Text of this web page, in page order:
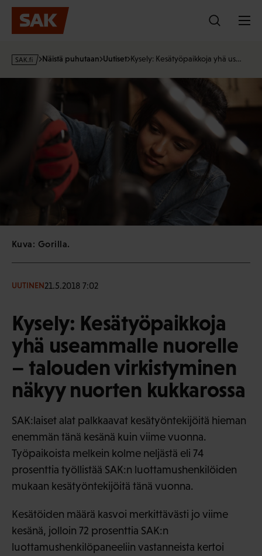
Hyppää
sisältöön
s
Näistä puhutaan Uutiset Kysely: Kesätyöpaikkoja yhä us…
Kuva: Gorilla.
UUTINEN21.5.2018 7:02
Kysely: Kesätyöpaikkoja
yhä useammalle nuorelle
– talouden virkistyminen
näkyy nuorten kukkarossa
SAK:laiset alat palkkaavat kesätyöntekijöitä hieman
enemmän tänä kesänä kuin viime vuonna.
Työpaikoista melkein kolme neljästä eli 74
prosenttia työllistää SAK:n luottamushenkilöiden
mukaan kesätyöntekijöitä tänä vuonna.
Kesätöiden määrä kasvoi merkittävästi jo viime
kesänä, jolloin 72 prosenttia SAK:n
luottamushenkilöpaneeliin vastanneista kertoi